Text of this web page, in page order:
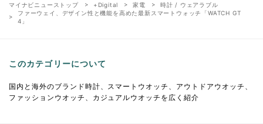
マイナビニューストップ +Digital 家電
時計 / ウェアラブル
ファーウェイ、デザイン性と機能を高めた最新スマートウォッチ「WATCH GT
4」
このカテゴリーについて
国内と海外のブランド時計、スマートウオッチ、アウトドアウオッチ、
ファッションウオッチ、カジュアルウオッチを広く紹介